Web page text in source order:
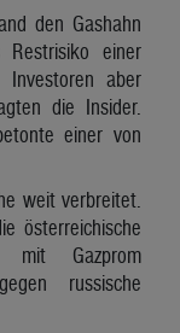
den Gashahn
Restrisiko einer
Investoren aber
die Insider.
einer von
weit verbreitet.
österreichische
mit Gazprom
russische